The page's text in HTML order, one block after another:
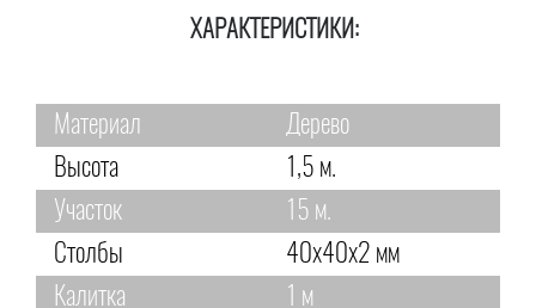
ХАРАКТЕРИСТИКИ:
Материал
Дерево
Высота
1,5 м.
Участок
15 м.
Столбы
40х40х2 мм
Калитка
1 м